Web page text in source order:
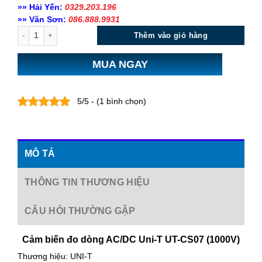
»» Hải Yến: 0329.203.196
»» Văn Sơn: 086.888.9931
Thêm vào giỏ hàng
MUA NGAY
5/5 - (1 bình chọn)
MÔ TẢ
THÔNG TIN THƯƠNG HIỆU
CÂU HỎI THƯỜNG GẶP
Cảm biến đo dòng AC/DC Uni-T UT-CS07 (1000V)
Thương hiệu: UNI-T